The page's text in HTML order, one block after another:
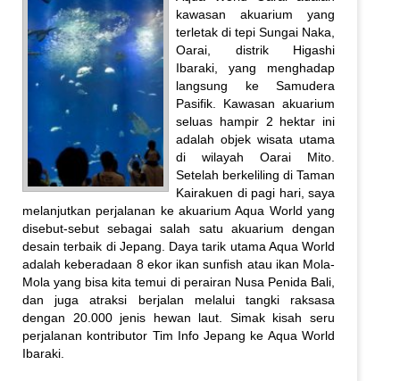
kawasan akuarium yang
terletak di tepi Sungai Naka,
Oarai, distrik Higashi
Ibaraki, yang menghadap
langsung ke Samudera
Pasifik. Kawasan akuarium
seluas hampir 2 hektar ini
adalah objek wisata utama
di wilayah Oarai Mito.
Setelah berkeliling di Taman
Kairakuen di pagi hari, saya
melanjutkan perjalanan ke akuarium Aqua World yang
disebut-sebut sebagai salah satu akuarium dengan
desain terbaik di Jepang. Daya tarik utama Aqua World
adalah keberadaan 8 ekor ikan sunfish atau ikan Mola-
Mola yang bisa kita temui di perairan Nusa Penida Bali,
dan juga atraksi berjalan melalui tangki raksasa
dengan 20.000 jenis hewan laut. Simak kisah seru
perjalanan kontributor Tim Info Jepang ke Aqua World
Ibaraki.